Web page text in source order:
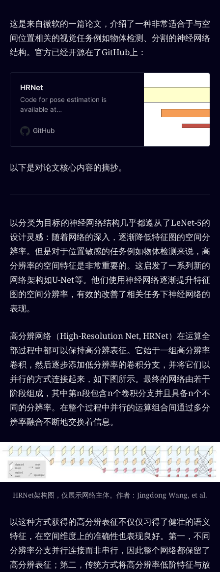
这是来自微软的一篇论文，介绍了一种非常适合于与空
间位置相关的视觉任务例如物体检测、分割的神经网络
结构。官方已经开源在了GitHub上：
HRNet
Code for pose estimation is
available at
high-resolution-net.pytorch -
GitHub
以下是对论文核心内容的摘抄。
以分类为目标的神经网络结构几乎都遵从了LeNet-5的
设计灵感：随着网络的深入，逐渐降低特征图的空间分
辨率。但是对于位置敏感的任务例如物体检测来说，高
分辨率的空间特征是非常重要的。这启发了一系列新的
网络架构如U-Net等。他们使用神经网络逐渐提升特征
图的空间分辨率，有效的改善了相关任务下神经网络的
表现。
高分辨网络（High-Resolution Net, HRNet）在运算全
部过程中都可以保持高分辨表征。它始于一组高分辨率
卷积，然后逐步添加低分辨率的卷积分支，并将它们以
并行的方式连接起来，如下图所示。最终的网络由若干
阶段组成，其中第n段包含n个卷积分支并且具备n个不
同的分辨率。在整个过程中并行的运算组合间通过多分
辨率融合不断地交换着信息。
HRNet架构图，仅展示网络主体。作者：Jingdong Wang, et al.
以这种方式获得的高分辨表征不仅仅习得了健壮的语义
特征，在空间维度上的准确性也表现良好。第一，不同
分辨率分支并行连接而非串行，因此整个网络都保留了
高分辨表征；第二，传统方式将高分辨率低阶特征与放